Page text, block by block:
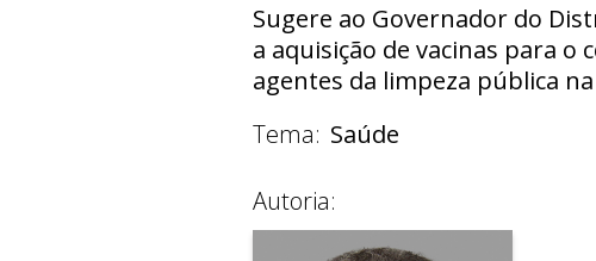
Sugere ao Governador do
a aquisição de vacinas para o
agentes da limpeza pública
Tema: Saúde
Autoria: